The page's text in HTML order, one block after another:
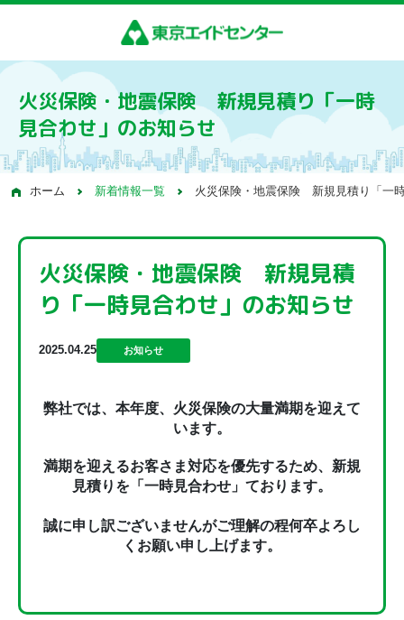
火災保険・地震保険 新規見積り「一時
見合わせ」のお知らせ
ホーム 新着情報一覧 火災保険・地震保険 新規見積り「一
火災保険・地震保険 新規見積
り「一時見合わせ」のお知らせ
2025.04.25 お知らせ
弊社では、本年度、火災保険の大量満期を迎えて
います。
満期を迎えるお客さま対応を優先するため、新規
見積りを「一時見合わせ」ております。
誠に申し訳ございませんがご理解の程何卒よろし
くお願い申し上げます。